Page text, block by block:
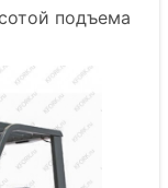
подъема